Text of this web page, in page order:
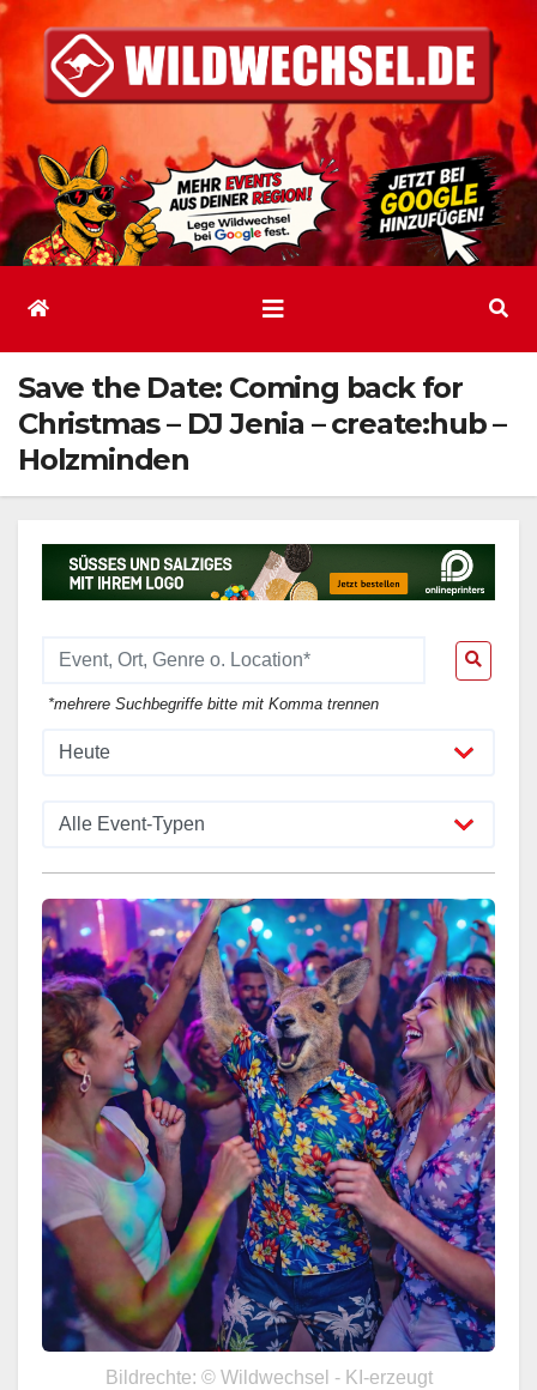
Inhalt
springen
Save the Date: Coming back for
Christmas – DJ Jenia – create:hub –
Holzminden
*mehrere Suchbegriffe bitte mit Komma trennen
Bildrechte: © Wildwechsel - KI-erzeugt